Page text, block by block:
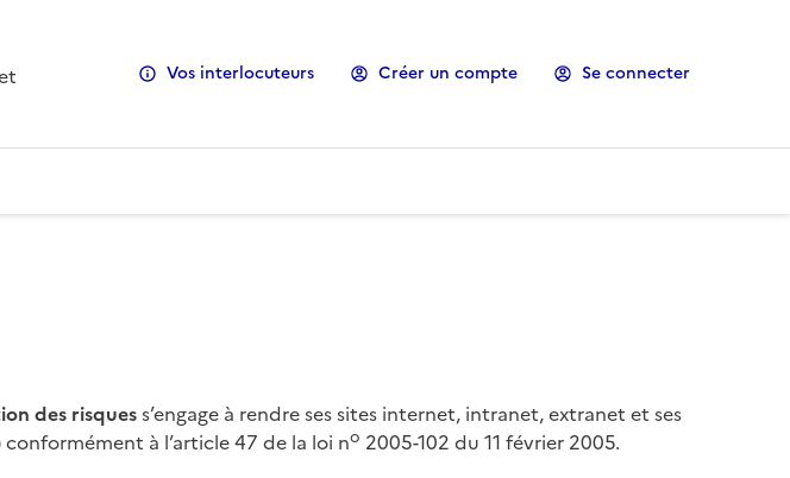
Vos interlocuteurs Créer un compte Se connecter
des risquess’engage à rendre ses sites internet, intranet, extranet et ses
à l’article 47 de la loi no 2005-102 du 11 février 2005.